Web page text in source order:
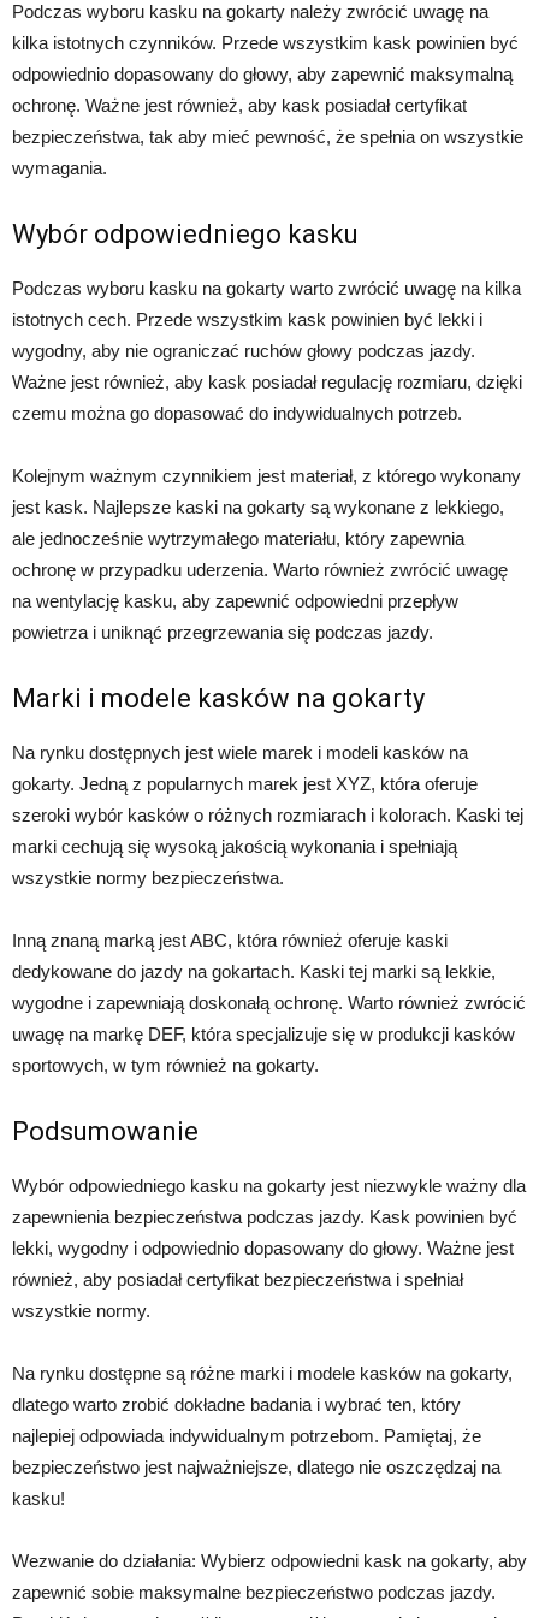
Podczas wyboru kasku na gokarty należy zwrócić uwagę na
kilka istotnych czynników. Przede wszystkim kask powinien być
odpowiednio dopasowany do głowy, aby zapewnić maksymalną
ochronę. Ważne jest również, aby kask posiadał certyfikat
bezpieczeństwa, tak aby mieć pewność, że spełnia on wszystkie
wymagania.
Wybór odpowiedniego kasku
Podczas wyboru kasku na gokarty warto zwrócić uwagę na kilka
istotnych cech. Przede wszystkim kask powinien być lekki i
wygodny, aby nie ograniczać ruchów głowy podczas jazdy.
Ważne jest również, aby kask posiadał regulację rozmiaru, dzięki
czemu można go dopasować do indywidualnych potrzeb.
Kolejnym ważnym czynnikiem jest materiał, z którego wykonany
jest kask. Najlepsze kaski na gokarty są wykonane z lekkiego,
ale jednocześnie wytrzymałego materiału, który zapewnia
ochronę w przypadku uderzenia. Warto również zwrócić uwagę
na wentylację kasku, aby zapewnić odpowiedni przepływ
powietrza i uniknąć przegrzewania się podczas jazdy.
Marki i modele kasków na gokarty
Na rynku dostępnych jest wiele marek i modeli kasków na
gokarty. Jedną z popularnych marek jest XYZ, która oferuje
szeroki wybór kasków o różnych rozmiarach i kolorach. Kaski tej
marki cechują się wysoką jakością wykonania i spełniają
wszystkie normy bezpieczeństwa.
Inną znaną marką jest ABC, która również oferuje kaski
dedykowane do jazdy na gokartach. Kaski tej marki są lekkie,
wygodne i zapewniają doskonałą ochronę. Warto również zwrócić
uwagę na markę DEF, która specjalizuje się w produkcji kasków
sportowych, w tym również na gokarty.
Podsumowanie
Wybór odpowiedniego kasku na gokarty jest niezwykle ważny dla
zapewnienia bezpieczeństwa podczas jazdy. Kask powinien być
lekki, wygodny i odpowiednio dopasowany do głowy. Ważne jest
również, aby posiadał certyfikat bezpieczeństwa i spełniał
wszystkie normy.
Na rynku dostępne są różne marki i modele kasków na gokarty,
dlatego warto zrobić dokładne badania i wybrać ten, który
najlepiej odpowiada indywidualnym potrzebom. Pamiętaj, że
bezpieczeństwo jest najważniejsze, dlatego nie oszczędzaj na
kasku!
Wezwanie do działania: Wybierz odpowiedni kask na gokarty, aby
zapewnić sobie maksymalne bezpieczeństwo podczas jazdy.